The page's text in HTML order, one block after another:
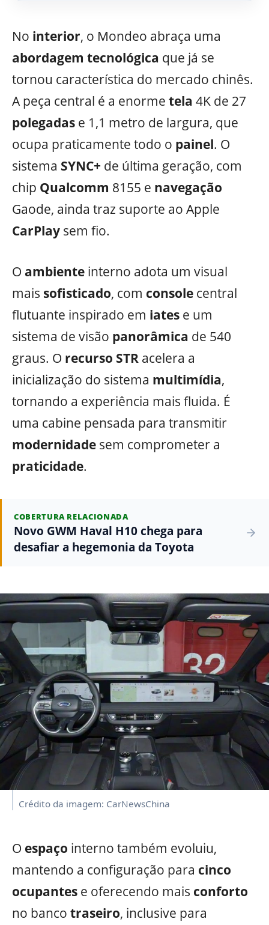
No interior, o Mondeo abraça uma
abordagem tecnológica que já se
tornou característica do mercado chinês.
A peça central é a enorme tela 4K de 27
polegadas e 1,1 metro de largura, que
ocupa praticamente todo o painel. O
sistema SYNC+ de última geração, com
chip Qualcomm 8155 e navegação
Gaode, ainda traz suporte ao Apple
CarPlay sem fio.
O ambiente interno adota um visual
mais sofisticado, com console central
flutuante inspirado em iates e um
sistema de visão panorâmica de 540
graus. O recurso STR acelera a
inicialização do sistema multimídia,
tornando a experiência mais fluida. É
uma cabine pensada para transmitir
modernidade sem comprometer a
praticidade.
COBERTURA RELACIONADA
Novo GWM Haval H10 chega para
desafiar a hegemonia da Toyota
Crédito da imagem: CarNewsChina
O espaço interno também evoluiu,
mantendo a configuração para cinco
ocupantes e oferecendo mais conforto
no banco traseiro, inclusive para